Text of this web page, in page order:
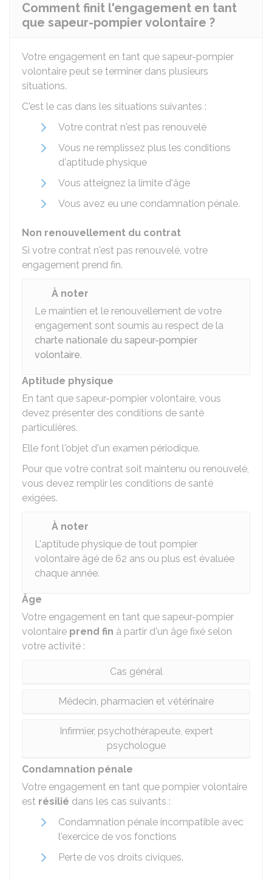
Comment finit l'engagement en tant
que sapeur-pompier volontaire ?
Votre engagement en tant que sapeur-pompier
volontaire peut se terminer dans plusieurs
situations.
C'est le cas dans les situations suivantes :
Votre contrat n'est pas renouvelé
Vous ne remplissez plus les conditions
d'aptitude physique
Vous atteignez la limite d'âge
Vous avez eu une condamnation pénale.
Non renouvellement du contrat
Si votre contrat n'est pas renouvelé, votre
engagement prend fin.
À noter
Le maintien et le renouvellement de votre
engagement sont soumis au respect de la
charte nationale du sapeur-pompier
volontaire.
Aptitude physique
En tant que sapeur-pompier volontaire, vous
devez présenter des conditions de santé
particulières.
Elle font l'objet d'un examen périodique.
Pour que votre contrat soit maintenu ou renouvelé,
vous devez remplir les conditions de santé
exigées.
À noter
L'aptitude physique de tout pompier
volontaire âgé de 62 ans ou plus est évaluée
chaque année.
Âge
Votre engagement en tant que sapeur-pompier
volontaire prend fin à partir d'un âge fixé selon
votre activité :
Cas général
Médecin, pharmacien et vétérinaire
Infirmier, psychothérapeute, expert
psychologue
Condamnation pénale
Votre engagement en tant que pompier volontaire
est résilié dans les cas suivants :
Condamnation pénale incompatible avec
l'exercice de vos fonctions
Perte de vos droits civiques.